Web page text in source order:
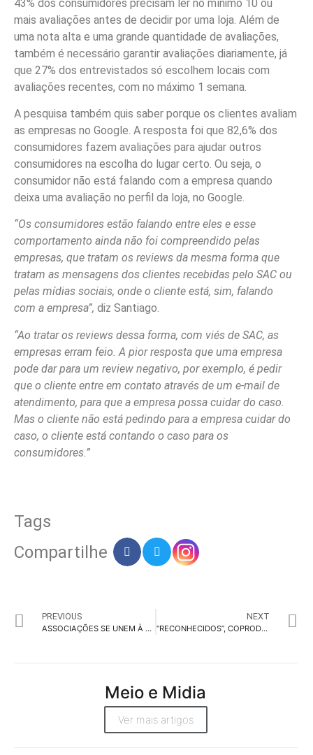
43% dos consumidores precisam ler no mínimo 10 ou
mais avaliações antes de decidir por uma loja. Além de
uma nota alta e uma grande quantidade de avaliações,
também é necessário garantir avaliações diariamente, já
que 27% dos entrevistados só escolhem locais com
avaliações recentes, com no máximo 1 semana.
A pesquisa também quis saber porque os clientes avaliam
as empresas no Google. A resposta foi que 82,6% dos
consumidores fazem avaliações para ajudar outros
consumidores na escolha do lugar certo. Ou seja, o
consumidor não está falando com a empresa quando
deixa uma avaliação no perfil da loja, no Google.
“Os consumidores estão falando entre eles e esse
comportamento ainda não foi compreendido pelas
empresas, que tratam os reviews da mesma forma que
tratam as mensagens dos clientes recebidas pelo SAC ou
pelas mídias sociais, onde o cliente está, sim, falando
com a empresa”, diz Santiago.
“Ao tratar os reviews dessa forma, com viés de SAC, as
empresas erram feio. A pior resposta que uma empresa
pode dar para um review negativo, por exemplo, é pedir
que o cliente entre em contato através de um e-mail de
atendimento, para que a empresa possa cuidar do caso.
Mas o cliente não está pedindo para a empresa cuidar do
caso, o cliente está contando o caso para os
consumidores .”
Tags
Compartilhe
PREVIOUS
ASSOCIAÇÕES SE UNEM À ABIH NACIONAL EM DEFESA DO PERSE
NEXT
“RECONHECIDOS”, COPRODUÇÃO DA CARDUME E VIRALATA, PARTICIPA DO FESTIVAL É TUDO VERDADE
Meio e Midia
Ver mais artigos